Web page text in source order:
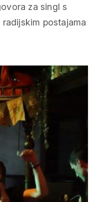
za singl s
postajama